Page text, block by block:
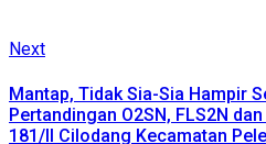
NextNext
Mantap, Tidak Sia-Sia Hampir
Pertandingan O2SN, FLS2N
181/II Cilodang Kecamatan